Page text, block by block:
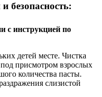
безопасность:
с инструкцией по
детей месте. Чистка
присмотром взрослых
количества пасты.
слизистой